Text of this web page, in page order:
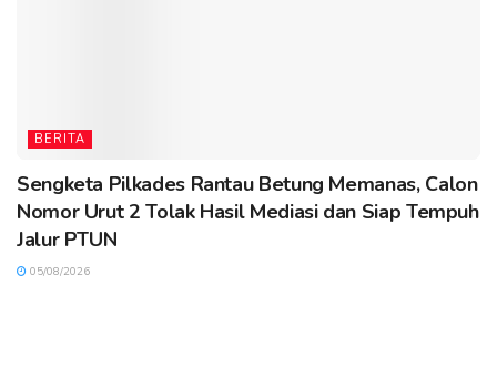
BERITA
Sengketa Pilkades Rantau Betung Memanas, Calon
Nomor Urut 2 Tolak Hasil Mediasi dan Siap Tempuh
Jalur PTUN
05/08/2026